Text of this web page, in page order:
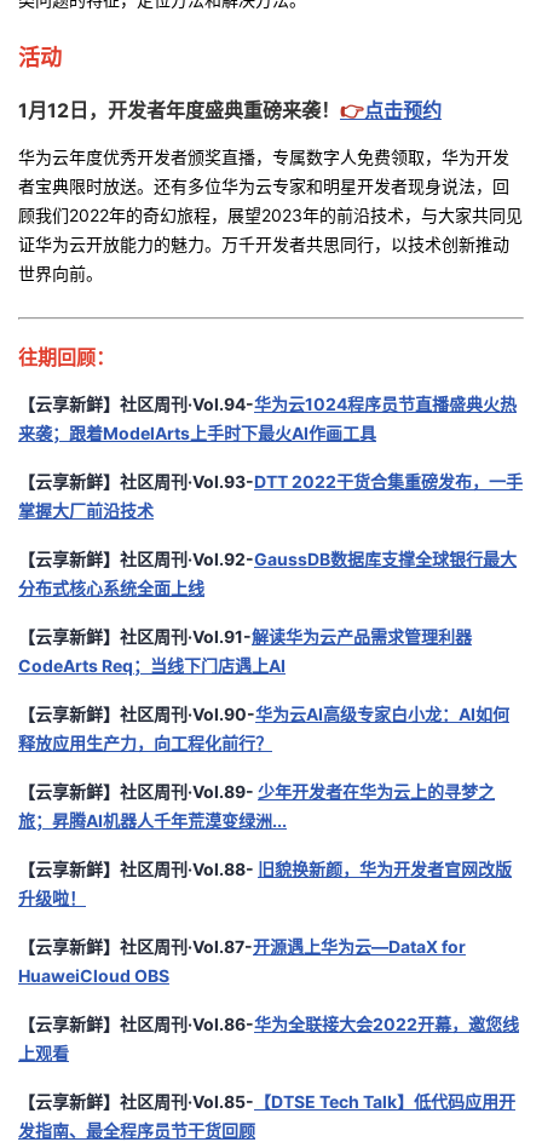
活动
1月12日，开发者年度盛典重磅来袭！ 👉点击预约
华为云年度优秀开发者颁奖直播，专属数字人免费领取，华为开发
者宝典限时放送。还有多位华为云专家和明星开发者现身说法，回
顾我们2022年的奇幻旅程，展望2023年的前沿技术，与大家共同见
证华为云开放能力的魅力。万千开发者共思同行，以技术创新推动
世界向前。
往期回顾：
【云享新鲜】社区周刊·Vol.94-华为云1024程序员节直播盛典火热
来袭；跟着ModelArts上手时下最火AI作画工具
【云享新鲜】社区周刊·Vol.93-DTT 2022干货合集重磅发布，一手
掌握大厂前沿技术
【云享新鲜】社区周刊·Vol.92-GaussDB数据库支撑全球银行最大
分布式核心系统全面上线
【云享新鲜】社区周刊·Vol.91-解读华为云产品需求管理利器
CodeArts Req；当线下门店遇上AI
【云享新鲜】社区周刊·Vol.90-华为云AI高级专家白小龙：AI如何
释放应用生产力，向工程化前行？
【云享新鲜】社区周刊·Vol.89- 少年开发者在华为云上的寻梦之
旅；昇腾AI机器人千年荒漠变绿洲...
【云享新鲜】社区周刊·Vol.88- 旧貌换新颜，华为开发者官网改版
升级啦！
【云享新鲜】社区周刊·Vol.87-开源遇上华为云—DataX for
HuaweiCloud OBS
【云享新鲜】社区周刊·Vol.86-华为全联接大会2022开幕，邀您线
上观看
【云享新鲜】社区周刊·Vol.85- 【DTSE Tech Talk】低代码应用开
发指南、最全程序员节干货回顾